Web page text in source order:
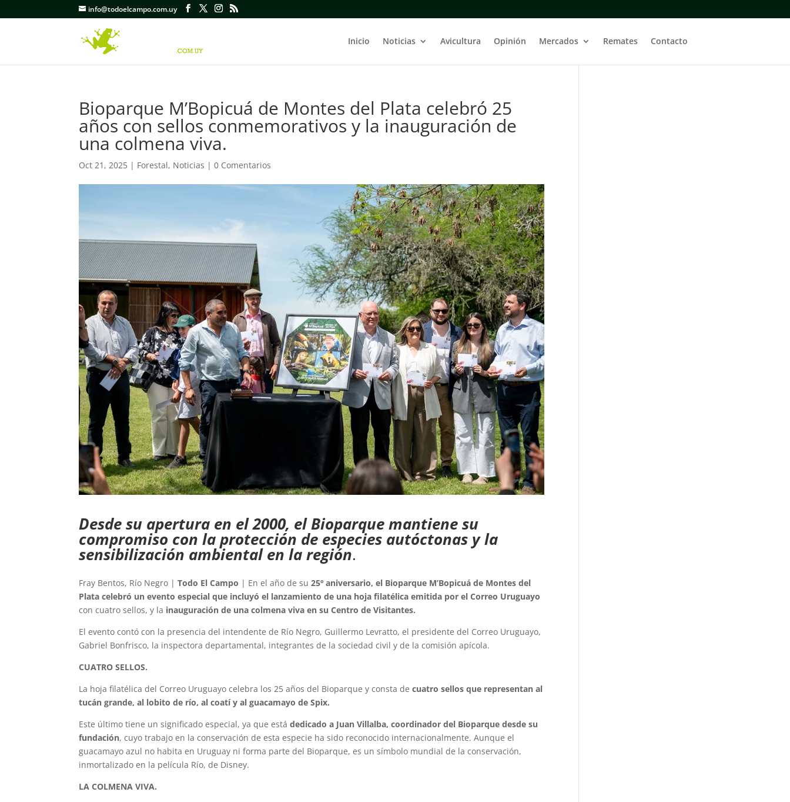
info@todoelcampo.com.uy
Inicio Noticias Avicultura Opinión Mercados Remates Contacto
Bioparque M’Bopicuá de Montes del Plata celebró 25
años con sellos conmemorativos y la inauguración de
una colmena viva.
Oct 21, 2025 | Forestal, Noticias |0 Comentarios
Desde su apertura en el 2000, el Bioparque mantiene su
compromiso con la protección de especies autóctonas y la
sensibilización ambiental en la región.
Fray Bentos, Río Negro |Todo El Campo | En el año de su25º aniversario, el Bioparque M’Bopicuá de Montes del
Plata celebró un evento especial que incluyó el lanzamiento de una hoja filatélica emitida por el Correo Uruguayo
con cuatro sellos, y la inauguración de una colmena viva en su Centro de Visitantes.
El evento contó con la presencia del intendente de Río Negro, Guillermo Levratto, el presidente del Correo Uruguayo,
Gabriel Bonfrisco, la inspectora departamental, integrantes de la sociedad civil y de la comisión apícola.
CUATRO SELLOS.
La hoja filatélica del Correo Uruguayo celebra los 25 años del Bioparque y consta decuatro sellos que representan al
tucán grande, al lobito de río, al coatí y al guacamayo de Spix.
Este último tiene un significado especial, ya que estádedicado a Juan Villalba, coordinador del Bioparque desde su
fundación, cuyo trabajo en la conservación de esta especie ha sido reconocido internacionalmente. Aunque el
guacamayo azul no habita en Uruguay ni forma parte del Bioparque, es un símbolo mundial de la conservación,
inmortalizado en la película Río, de Disney.
LA COLMENA VIVA.